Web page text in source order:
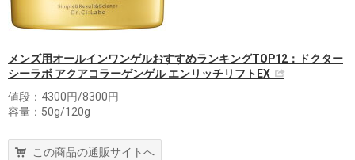
メンズ用オールインワンゲルおすすめランキングTOP12：ドクター
シーラボ アクアコラーゲンゲル エンリッチリフトEX
値段：4300円/8300円
容量：50g/120g
この商品の通販サイトへ